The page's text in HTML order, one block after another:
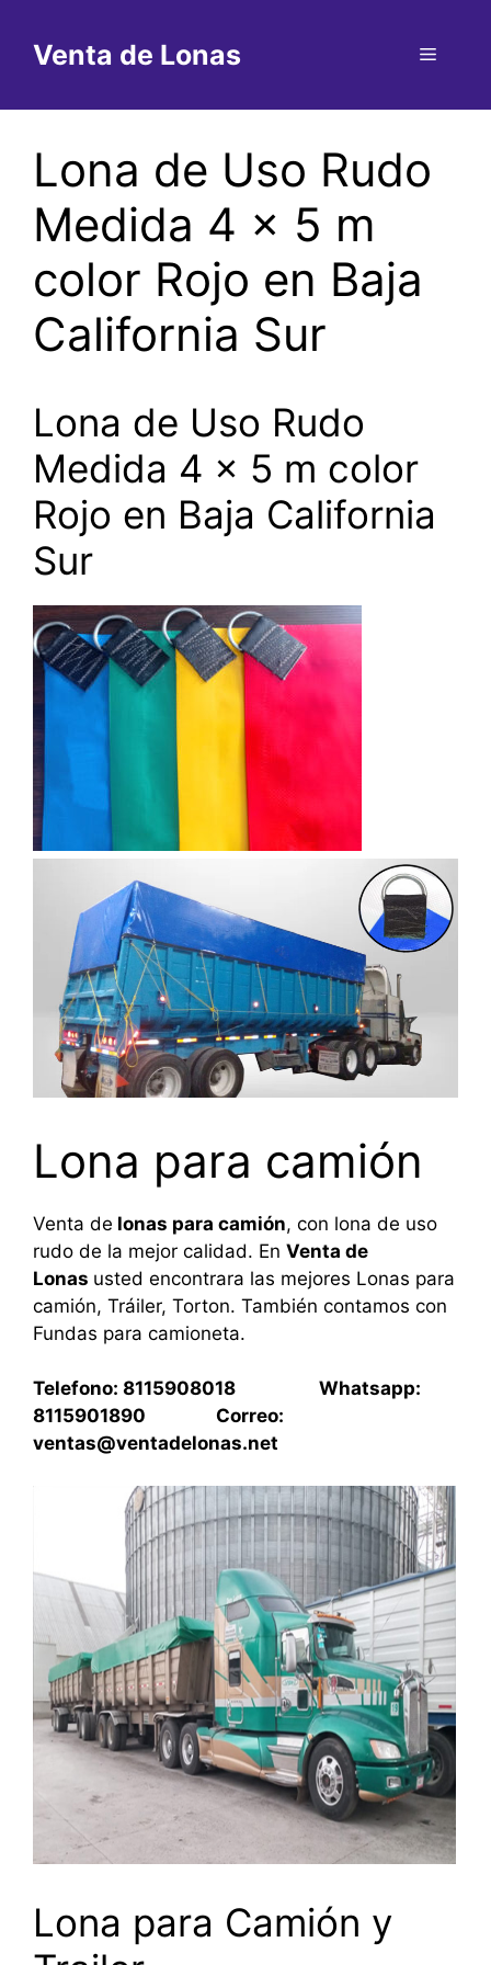
contenido
Venta de Lonas Menú
Lona de Uso Rudo
Medida 4 x 5 m
color Rojo en Baja
California Sur
Lona de Uso Rudo
Medida 4 x 5 m color
Rojo en Baja California
Sur
Lona para camión
Venta de lonas para camión, con lona de uso
rudo de la mejor calidad. En Venta de
Lonas usted encontrara las mejores Lonas para
camión, Tráiler, Torton. También contamos con
Fundas para camioneta.
Telefono: 8115908018 Whatsapp:
8115901890 Correo:
ventas@ventadelonas.net
Lona para Camión y